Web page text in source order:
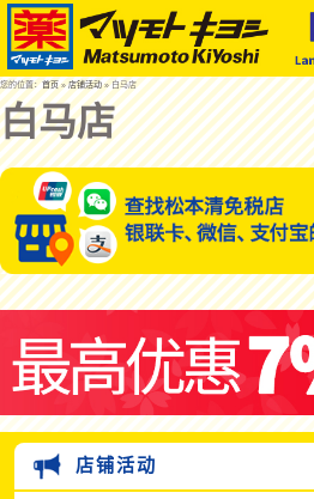
您的位置：首页»店铺活动» 白马店
白马店
店铺活动